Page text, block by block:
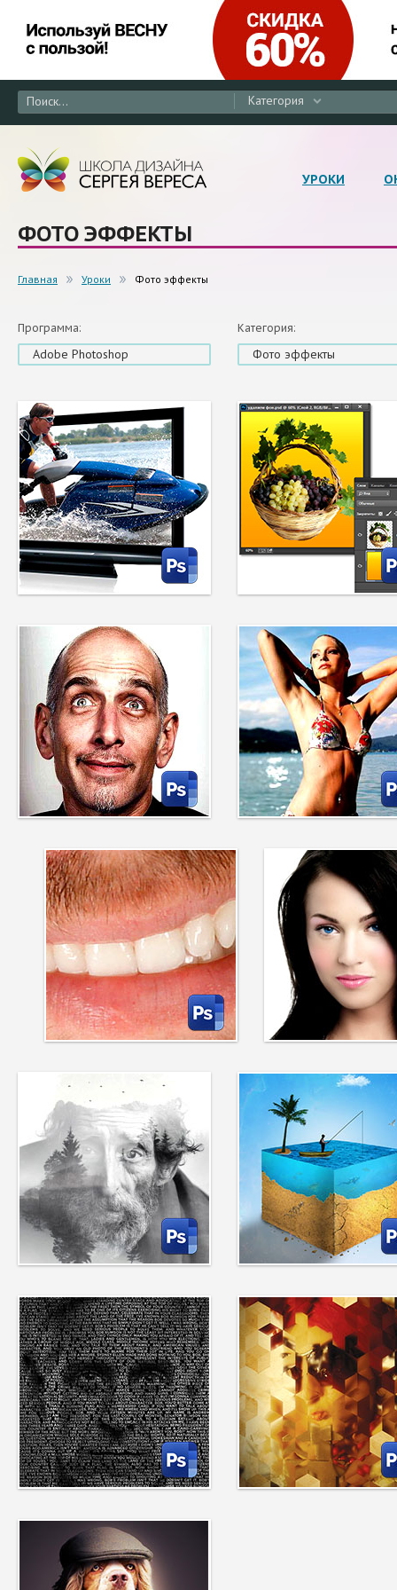
Категория
УРОКИ
ФОТО ЭФФЕКТЫ
Главная Уроки Фото эффекты
Программа:
Adobe Photoshop
Категория:
Фото эффекты